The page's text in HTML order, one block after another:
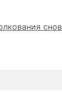
снов